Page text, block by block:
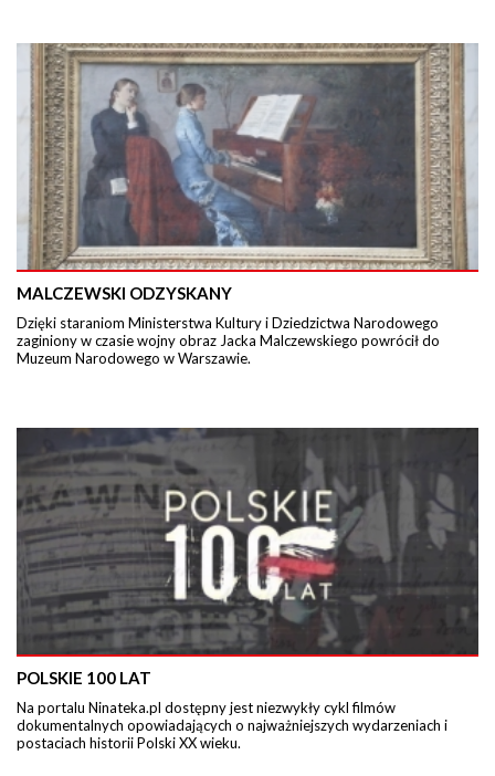
MALCZEWSKI ODZYSKANY
Dzięki staraniom Ministerstwa Kultury i Dziedzictwa Narodowego
zaginiony w czasie wojny obraz Jacka Malczewskiego powrócił do
Muzeum Narodowego w Warszawie.
POLSKIE 100 LAT
Na portalu Ninateka.pl dostępny jest niezwykły cykl filmów
dokumentalnych opowiadających o najważniejszych wydarzeniach i
postaciach historii Polski XX wieku.